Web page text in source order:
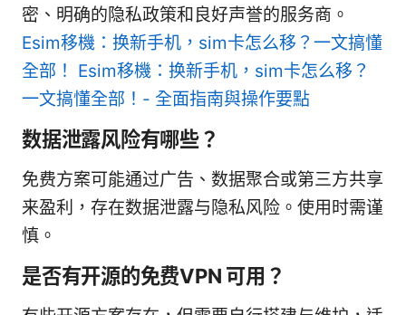
密、明确的隐私政策和良好声誉的服务商。
Esim移機：换新手机，sim卡怎么移？一文搞懂
全部！ Esim移機：换新手机，sim卡怎么移？
一文搞懂全部！- 全面指南與操作要點
数据泄露风险有哪些？
免费方案可能通过广告、数据聚合或第三方共享
来盈利，存在数据泄露与隐私风险。使用时需谨
慎。
是否有开源的免费VPN 可用？